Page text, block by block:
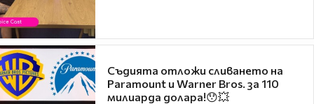
Съдията отложи сливането на
Paramount и Warner Bros. за 110
милиарда долара!😯💥